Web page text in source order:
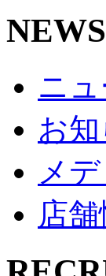
NEWS
ニ
お
メ
店